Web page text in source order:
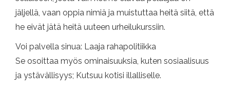
jäljellä, vaan oppia nimiä ja muistuttaa heitä siitä, että
he eivät jätä heitä uuteen urheilukurssiin.
Voi palvella sinua: Laaja rahapolitiikka
Se osoittaa myös ominaisuuksia, kuten sosiaalisuus
ja ystävällisyys; Kutsuu kotisi illalliselle.